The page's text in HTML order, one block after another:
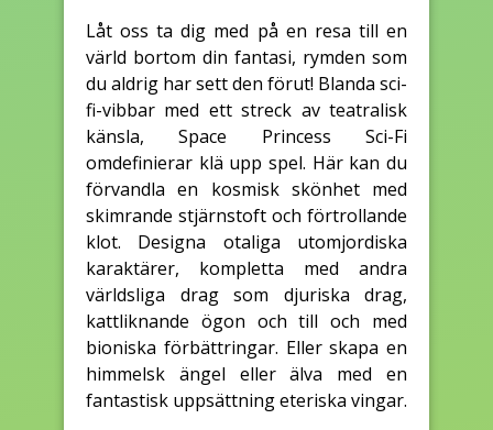
Låt oss ta dig med på en resa till en
värld bortom din fantasi, rymden som
du aldrig har sett den förut! Blanda sci-
fi-vibbar med ett streck av teatralisk
känsla, Space Princess Sci-Fi
omdefinierar klä upp spel. Här kan du
förvandla en kosmisk skönhet med
skimrande stjärnstoft och förtrollande
klot. Designa otaliga utomjordiska
karaktärer, kompletta med andra
världsliga drag som djuriska drag,
kattliknande ögon och till och med
bioniska förbättringar. Eller skapa en
himmelsk ängel eller älva med en
fantastisk uppsättning eteriska vingar.